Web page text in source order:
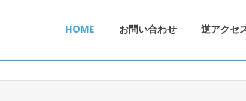
HOME お問い合わせ 逆アクセ